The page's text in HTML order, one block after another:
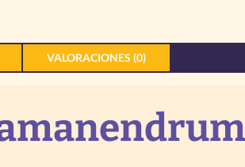
VALORACIONES (0)